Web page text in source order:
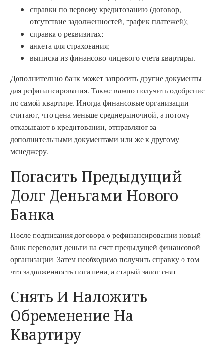
справки по первому кредитованию (договор,
отсутствие задолженностей, график платежей);
справка о реквизитах;
анкета для страхования;
выписка из финансово-лицевого счета квартиры.
Дополнительно банк может запросить другие документы
для рефинансирования. Также важно получить одобрение
по самой квартире. Иногда финансовые организации
считают, что цена меньше среднерыночной, а потому
отказывают в кредитовании, отправляют за
дополнительными документами или же к другому
менеджеру.
Погасить Предыдущий
Долг Деньгами Нового
Банка
После подписания договора о рефинансировании новый
банк переводит деньги на счет предыдущей финансовой
организации. Затем необходимо получить справку о том,
что задолженность погашена, а старый залог снят.
Снять И Наложить
Обременение На
Квартиру